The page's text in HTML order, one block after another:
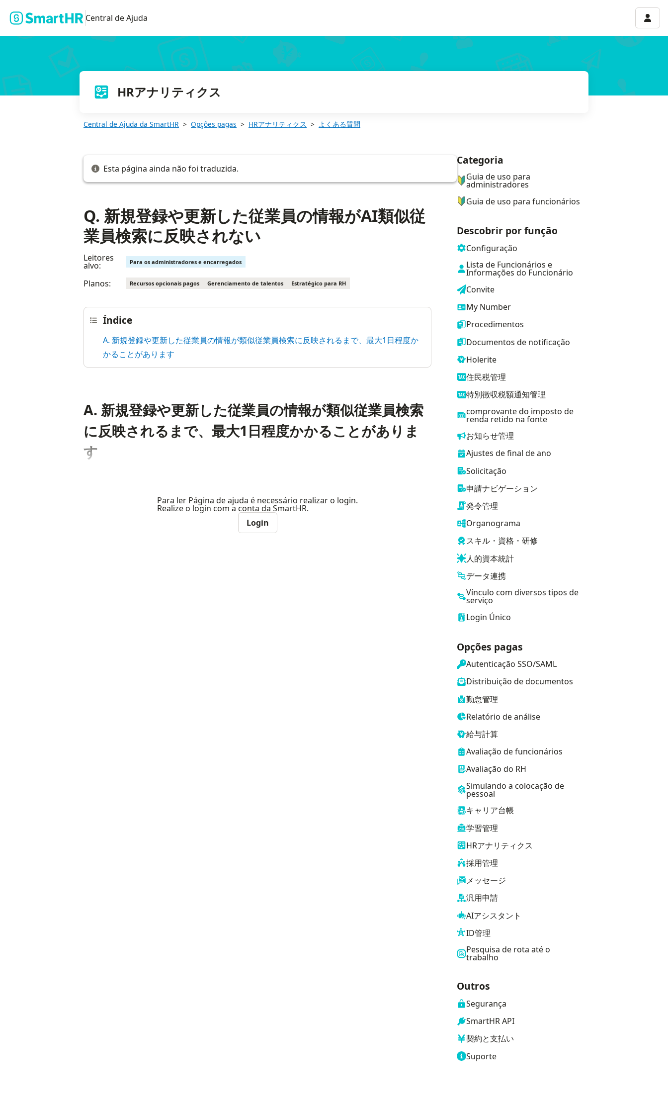
Central de Ajuda
HRアナリティクス
Central de Ajuda da SmartHR Opções pagas HRアナリティクス よくある質問
Esta página ainda não foi traduzida.
Q. 新規登録や更新した従業員の情報がAI類似従
業員検索に反映されない
Leitores
alvo: Para os administradores e encarregados
Planos: Recursos opcionais pagos Gerenciamento de talentos Estratégico para RH
Índice
A. 新規登録や更新した従業員の情報が類似従業員検索に反映されるまで、最大1日程度か
かることがあります
A. 新規登録や更新した従業員の情報が類似従業員検索
に反映されるまで、最大1日程度かかることがありま
す
Para ler Página de ajuda é necessário realizar o login.
Realize o login com a conta da SmartHR.
Login
ナビゲーションメニュー
Categoria
Guia de uso para
administradores
Guia de uso para funcionários
Descobrir por função
Configuração
Lista de Funcionários e
Informações do Funcionário
Convite
My Number
Procedimentos
Documentos de notificação
Holerite
住民税管理
特別徴収税額通知管理
comprovante do imposto de
renda retido na fonte
お知らせ管理
Ajustes de final de ano
Solicitação
申請ナビゲーション
発令管理
Organograma
スキル・資格・研修
人的資本統計
データ連携
Vínculo com diversos tipos de
serviço
Login Único
Opções pagas
Autenticação SSO/SAML
Distribuição de documentos
勤怠管理
Relatório de análise
給与計算
Avaliação de funcionários
Avaliação do RH
Simulando a colocação de
pessoal
キャリア台帳
学習管理
HRアナリティクス
採用管理
メッセージ
汎用申請
AIアシスタント
ID管理
Pesquisa de rota até o
trabalho
Outros
Segurança
SmartHR API
契約と支払い
Suporte